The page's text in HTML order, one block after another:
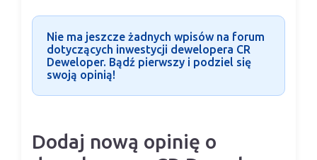
Nie ma jeszcze żadnych wpisów na forum
dotyczących inwestycji dewelopera CR
Deweloper. Bądź pierwszy i podziel się
swoją opinią!
Dodaj nową opinię o